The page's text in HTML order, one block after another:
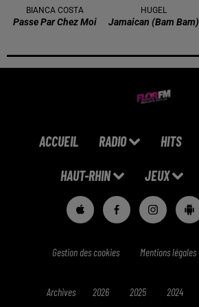
BIANCA COSTA
Passe Par Chez Moi
HUGEL
Jamaican (bam Bam)
ACCUEIL RADIO HITS
HAUT-RHIN JEUX
Gestion des cookies Mentions légales
Archives 2026 2025 2024